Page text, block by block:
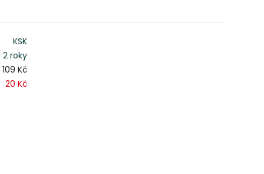
KSK
2 roky
109 Kč
20 Kč